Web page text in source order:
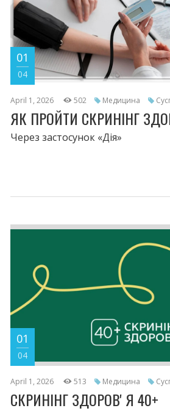
01
04
April 1, 2026 502 Медицина
ЯК ПРОЙТИ СКРИНІНГ
Через застосунок «Дія»
01
04
April 1, 2026 513 Медицина
СКРИНІНГ ЗДОРОВʼЯ 40+